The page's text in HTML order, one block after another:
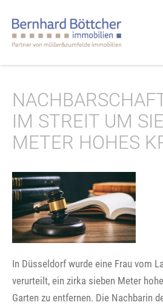
IM STREIT UM
METER HOHES
In Düsseldorf wurde eine Frau vom
verurteilt, ein zirka sieben Meter
Garten zu entfernen. Die Nachbarin